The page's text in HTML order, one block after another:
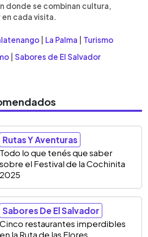
donde se combinan cultura,
cada visita.
La Palma Turismo
Sabores de El Salvador
Rutas Y Aventuras
Todo lo que tenés que saber
sobre el Festival de la Cochinita
2025
Sabores De El Salvador
Cinco restaurantes imperdibles
en la Ruta de las Flores